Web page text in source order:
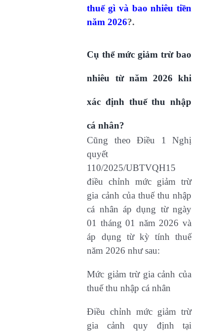
thuế gì và bao nhiêu tiền
năm 2026?.
Cụ thể mức giảm trừ bao
nhiêu từ năm 2026 khi
xác định thuế thu nhập
cá nhân?
Cũng theo Điều 1 Nghị
quyết
110/2025/UBTVQH15
điều chỉnh mức giảm trừ
gia cảnh của thuế thu nhập
cá nhân áp dụng từ ngày
01 tháng 01 năm 2026 và
áp dụng từ kỳ tính thuế
năm 2026 như sau:
Mức giảm trừ gia cảnh của
thuế thu nhập cá nhân
Điều chỉnh mức giảm trừ
gia cảnh quy định tại